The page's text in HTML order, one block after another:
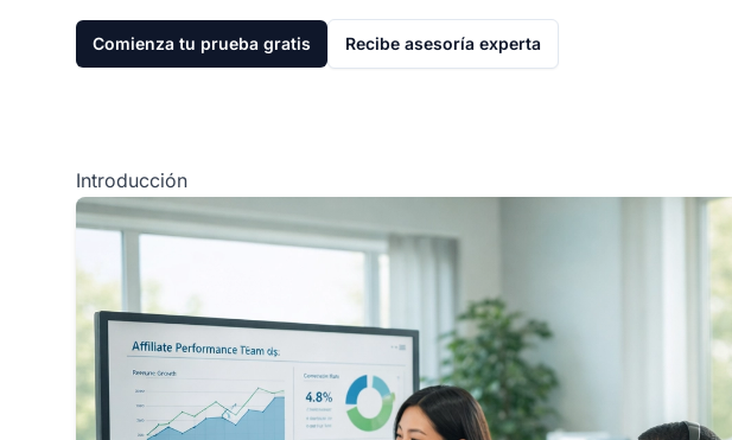
Comienza tu prueba gratis Recibe asesoría experta
Introducción